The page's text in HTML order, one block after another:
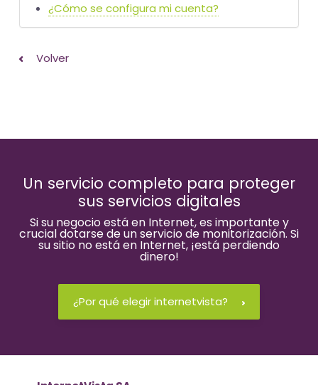
¿Cómo se configura mi cuenta?
Volver
Un servicio completo para proteger
sus servicios digitales
Si su negocio está en Internet, es importante y
crucial dotarse de un servicio de monitorización. Si
su sitio no está en Internet, ¡está perdiendo
dinero!
¿Por qué elegir internetvista?